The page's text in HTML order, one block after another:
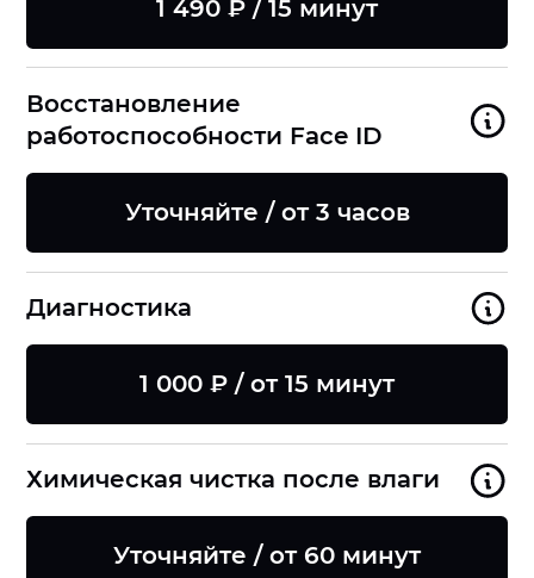
1 490 ₽ / 15 минут
Восстановление
работоспособности Face ID
Уточняйте / от 3 часов
Диагностика
1 000 ₽ / от 15 минут
Химическая чистка после влаги
Уточняйте / от 60 минут